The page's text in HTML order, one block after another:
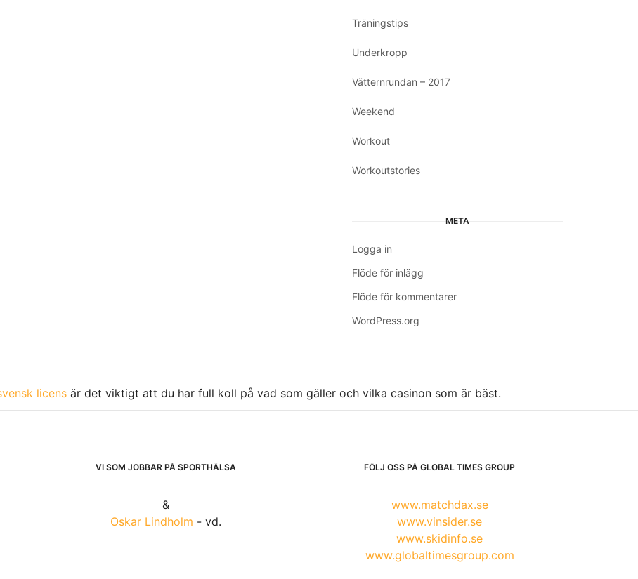
Träningstips
Underkropp
Vätternrundan – 2017
Weekend
Workout
Workoutstories
META
Logga in
Flöde för inlägg
Flöde för kommentarer
WordPress.org
licens är det viktigt att du har full koll på vad som gäller och vilka casinon som är bäst.
VI SOM JOBBAR PÅ SPORTHÄLSA
&
Oskar Lindholm - vd.
FÖLJ OSS PÅ GLOBAL TIMES GROUP
www.matchdax.se
www.vinsider.se
www.skidinfo.se
www.globaltimesgroup.com